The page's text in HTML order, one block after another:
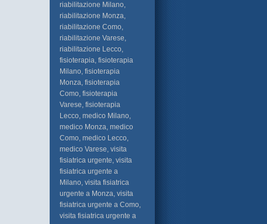
riabilitazione Milano,
riabilitazione Monza,
riabilitazione Como,
riabilitazione Varese,
riabilitazione Lecco,
fisioterapia, fisioterapia
Milano, fisioterapia
Monza, fisioterapia
Como, fisioterapia
Varese, fisioterapia
Lecco, medico Milano,
medico Monza, medico
Como, medico Lecco,
medico Varese, visita
fisiatrica urgente, visita
fisiatrica urgente a
Milano, visita fisiatrica
urgente a Monza, visita
fisiatrica urgente a Como,
visita fisiatrica urgente a